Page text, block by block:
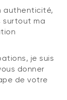
authenticité,
surtout ma
je suis
donner
de votre